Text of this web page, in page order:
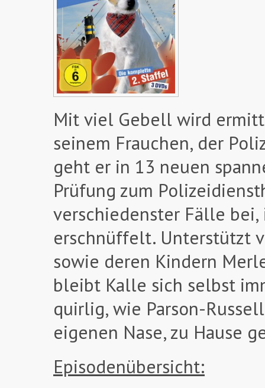
Mit viel Gebell wird
seinem Frauchen, der
geht er in 13 neuen
Prüfung zum
verschiedenster Fälle
erschnüffelt. Unterstützt
sowie deren Kindern
bleibt Kalle sich selbst
quirlig, wie Parson-
eigenen Nase, zu Hause
Episodenübersicht: